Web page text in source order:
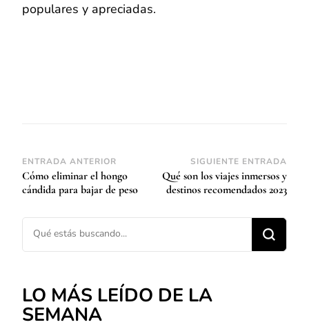
populares y apreciadas.
Navegación
de
entradas
ENTRADA ANTERIOR
Cómo eliminar el hongo
cándida para bajar de peso
SIGUIENTE ENTRADA
Qué son los viajes inmersos y
destinos recomendados 2023
¿Buscas algo?
LO MÁS LEÍDO DE LA
SEMANA